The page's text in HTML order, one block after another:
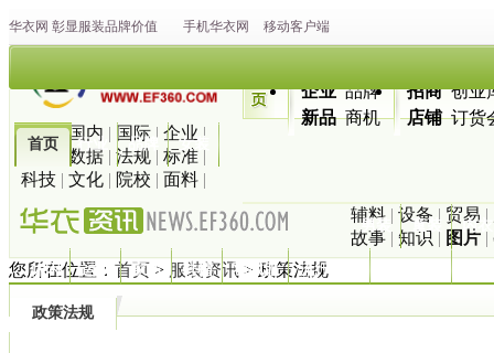
华衣网 彰显服装品牌价值 手机华衣网 移动客户端
企业 品牌
新品 商机
招商 创业
店铺 订货
首页 行业 品牌 女装
男装 童装 内衣
休闲 运动 家纺 鞋帽 羽绒服 流行趋势
最新|国内 | 国际 | 企业 |
市场| 数据 | 法规 | 标准 |
科技 | 文化 | 院校 | 面料 |
辅料 | 设备 | 贸易 |
故事 | 知识 | 图片 |
您所在位置： 首页 > 服装资讯 > 政策法规
政策法规